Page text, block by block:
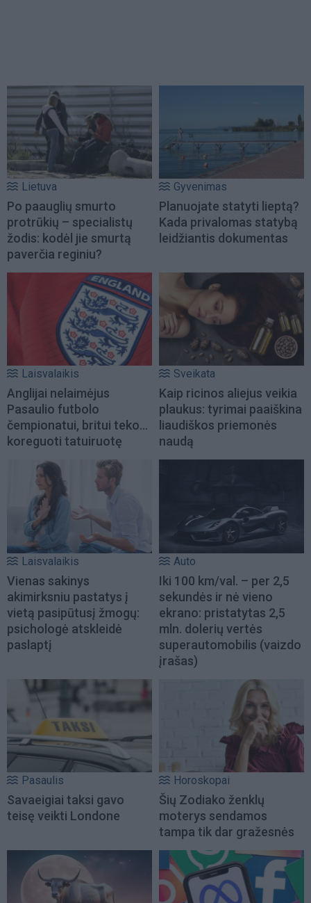
Lietuva
Po paauglių smurto
protrūkių – specialistų
žodis: kodėl jie smurtą
paverčia reginiu?
Gyvenimas
Planuojate statyti lieptą?
Kada privalomas statybą
leidžiantis dokumentas
Laisvalaikis
Anglijai nelaimėjus
Pasaulio futbolo
čempionatui, britui teko...
koreguoti tatuiruotę
Sveikata
Kaip ricinos aliejus veikia
plaukus: tyrimai paaiškina
liaudiškos priemonės
naudą
Laisvalaikis
Vienas sakinys
akimirksniu pastatys į
vietą pasipūtusį žmogų:
psichologė atskleidė
paslaptį
Auto
Iki 100 km/val. – per 2,5
sekundės ir nė vieno
ekrano: pristatytas 2,5
mln. dolerių vertės
superautomobilis (vaizdo
įrašas)
Pasaulis
Savaeigiai taksi gavo
teisę veikti Londone
Horoskopai
Šių Zodiako ženklų
moterys sendamos
tampa tik dar gražesnės